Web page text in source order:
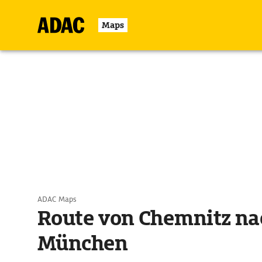
Maps
ADAC Maps
Route von Chemnitz
München